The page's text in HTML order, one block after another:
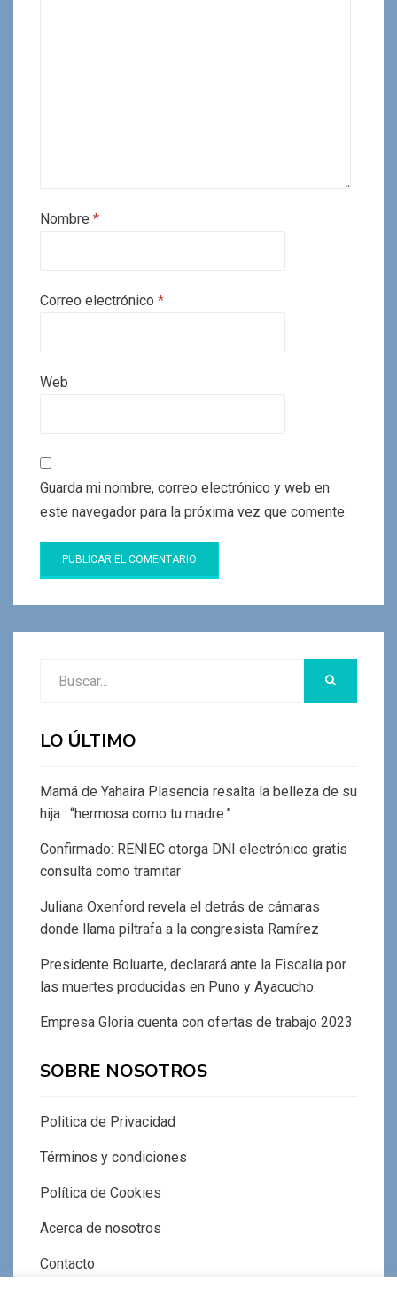
Nombre *
Correo electrónico *
Web
Guarda mi nombre, correo electrónico y web en
este navegador para la próxima vez que comente.
LO ÚLTIMO
Mamá de Yahaira Plasencia resalta la belleza de su
hija : “hermosa como tu madre.”
Confirmado: RENIEC otorga DNI electrónico gratis
consulta como tramitar
Juliana Oxenford revela el detrás de cámaras
donde llama piltrafa a la congresista Ramírez
Presidente Boluarte, declarará ante la Fiscalía por
las muertes producidas en Puno y Ayacucho.
Empresa Gloria cuenta con ofertas de trabajo 2023
SOBRE NOSOTROS
Politica de Privacidad
Términos y condiciones
Política de Cookies
Acerca de nosotros
Contacto